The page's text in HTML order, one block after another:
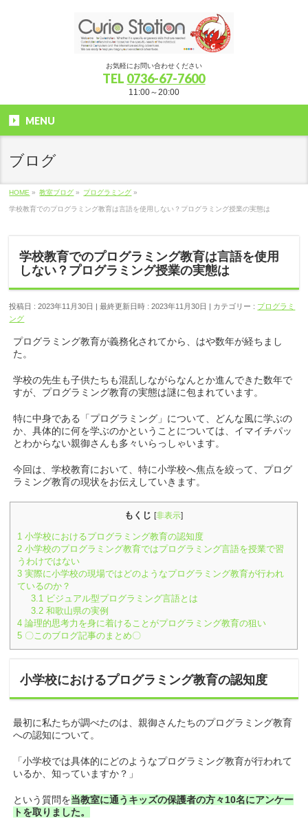
お気軽にお問い合わせください
TEL 0736-67-7600
11:00～20:00
MENU
ブログ
HOME » 教室ブログ » プログラミング »
学校教育でのプログラミング教育は言語を使用しない？プログラミング授業の実態は
学校教育でのプログラミング教育は言語を使用
しない？プログラミング授業の実態は
投稿日 : 2023年11月30日 最終更新日時 : 2023年11月30日 カテゴリー : プログラミ
ング
プログラミング教育が義務化されてから、はや数年が経ちまし
た。
学校の先生も子供たちも混乱しながらなんとか進んできた数年で
すが、プログラミング教育の実態は謎に包まれています。
特に中身である「プログラミング」について、どんな風に学ぶの
か、具体的に何を学ぶのかということについては、イマイチパッ
とわからない親御さんも多々いらっしゃいます。
今回は、学校教育において、特に小学校へ焦点を絞って、プログ
ラミング教育の現状をお伝えしていきます。
もくじ [非表示]
1 小学校におけるプログラミング教育の認知度
2 小学校のプログラミング教育ではプログラミング言語を授業で習
うわけではない
3 実際に小学校の現場ではどのようなプログラミング教育が行われ
ているのか？
3.1 ビジュアル型プログラミング言語とは
3.2 和歌山県の実例
4 論理的思考力を身に着けることがプログラミング教育の狙い
5 〇このブログ記事のまとめ〇
小学校におけるプログラミング教育の認知度
最初に私たちが調べたのは、親御さんたちのプログラミング教育
への認知について。
「小学校では具体的にどのようなプログラミング教育が行われて
いるか、知っていますか？」
という質問を当教室に通うキッズの保護者の方々10名にアンケー
トを取りました。